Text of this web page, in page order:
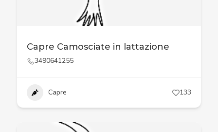
Capre Camosciate in lattazione
3490641255
Capre 133